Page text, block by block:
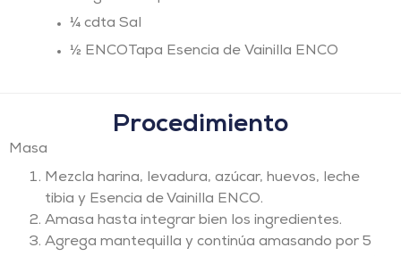
¼ cdta Sal
½ ENCOTapa Esencia de Vainilla ENCO
Procedimiento
Masa
Mezcla harina, levadura, azúcar, huevos, leche
tibia y Esencia de Vainilla ENCO.
Amasa hasta integrar bien los ingredientes.
Agrega mantequilla y continúa amasando por 5